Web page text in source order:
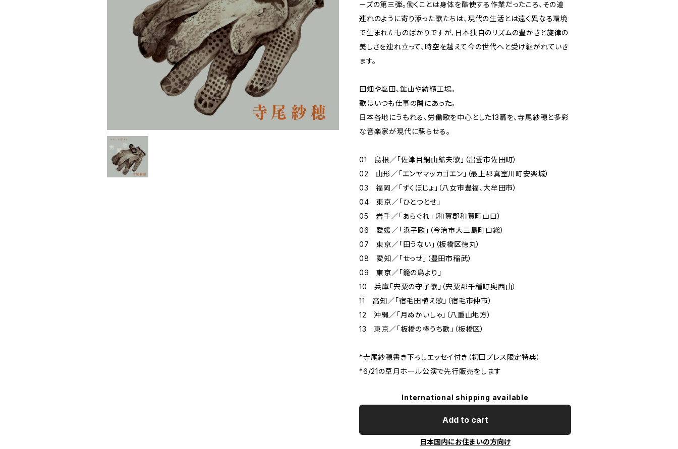
ーズの第三弾。働くことは身体を酷使する作業だったころ、その道
連れのように寄り添った歌たちは、現代の生活とは遠く異なる環境
で生まれたものばかりですが、日本独自のリズムの豊かさと旋律の
美しさを連れ立って、時空を越えて今の世代へと受け継がれていき
ます。
田畑や塩田、鉱山や紡績工場。
歌はいつも仕事の隣にあった。
日本各地にうもれる、労働歌を中心とした13篇を、寺尾紗穂と多彩
な音楽家が現代に蘇らせる。
01 島根／「佐津目銅山鉱夫歌」（出雲市佐田町）
02 山形／「エンヤマッカゴエン」（最上郡真室川町安楽城）
03 福岡／「ずくぼじょ」（八女市豊福、大牟田市）
04 東京／「ひとつとせ」
05 岩手／「あらぐれ」（和賀郡和賀町山口）
06 愛媛／「浜子歌」（今治市大三島町口総）
07 東京／「田うない」（板橋区徳丸）
08 愛知／「せっせ」（豊田市稲武）
09 東京／「籠の鳥より」
10 兵庫「宍粟の守子歌」（宍粟郡千種町奥西山）
11 高知／「宿毛田植え歌」（宿毛市仲市）
12 沖縄／「月ぬかいしゃ」（八重山地方）
13 東京／「板橋の棒うち歌」（板橋区）
*寺尾紗穂書き下ろしエッセイ付き（初回プレス限定特典）
*6/21の草月ホール公演で先行販売をします
International shipping available
Add to cart
日本国内にお住まいの方向け